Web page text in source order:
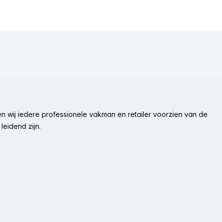
wij iedere professionele vakman en retailer voorzien van de
zijn.